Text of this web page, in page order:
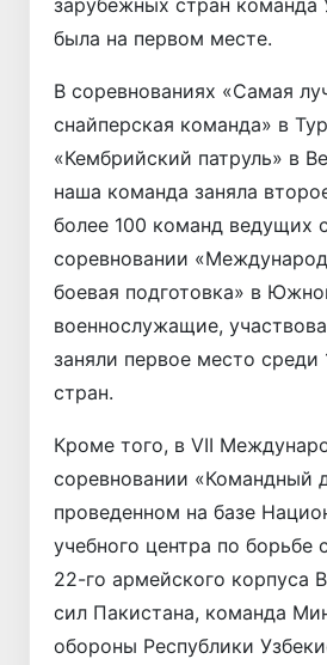
была на первом месте.
В соревнованиях «Самая
снайперская команда» в
«Кембрийский патруль» в
наша команда заняла
более 100 команд ведущих
соревновании
боевая подготовка» в
военнослужащие,
заняли первое место среди
стран.
Кроме того, в VII
соревновании «Командный
проведенном на базе
учебного центра по борьбе
22-го армейского корпуса
сил Пакистана, команда
обороны Республики